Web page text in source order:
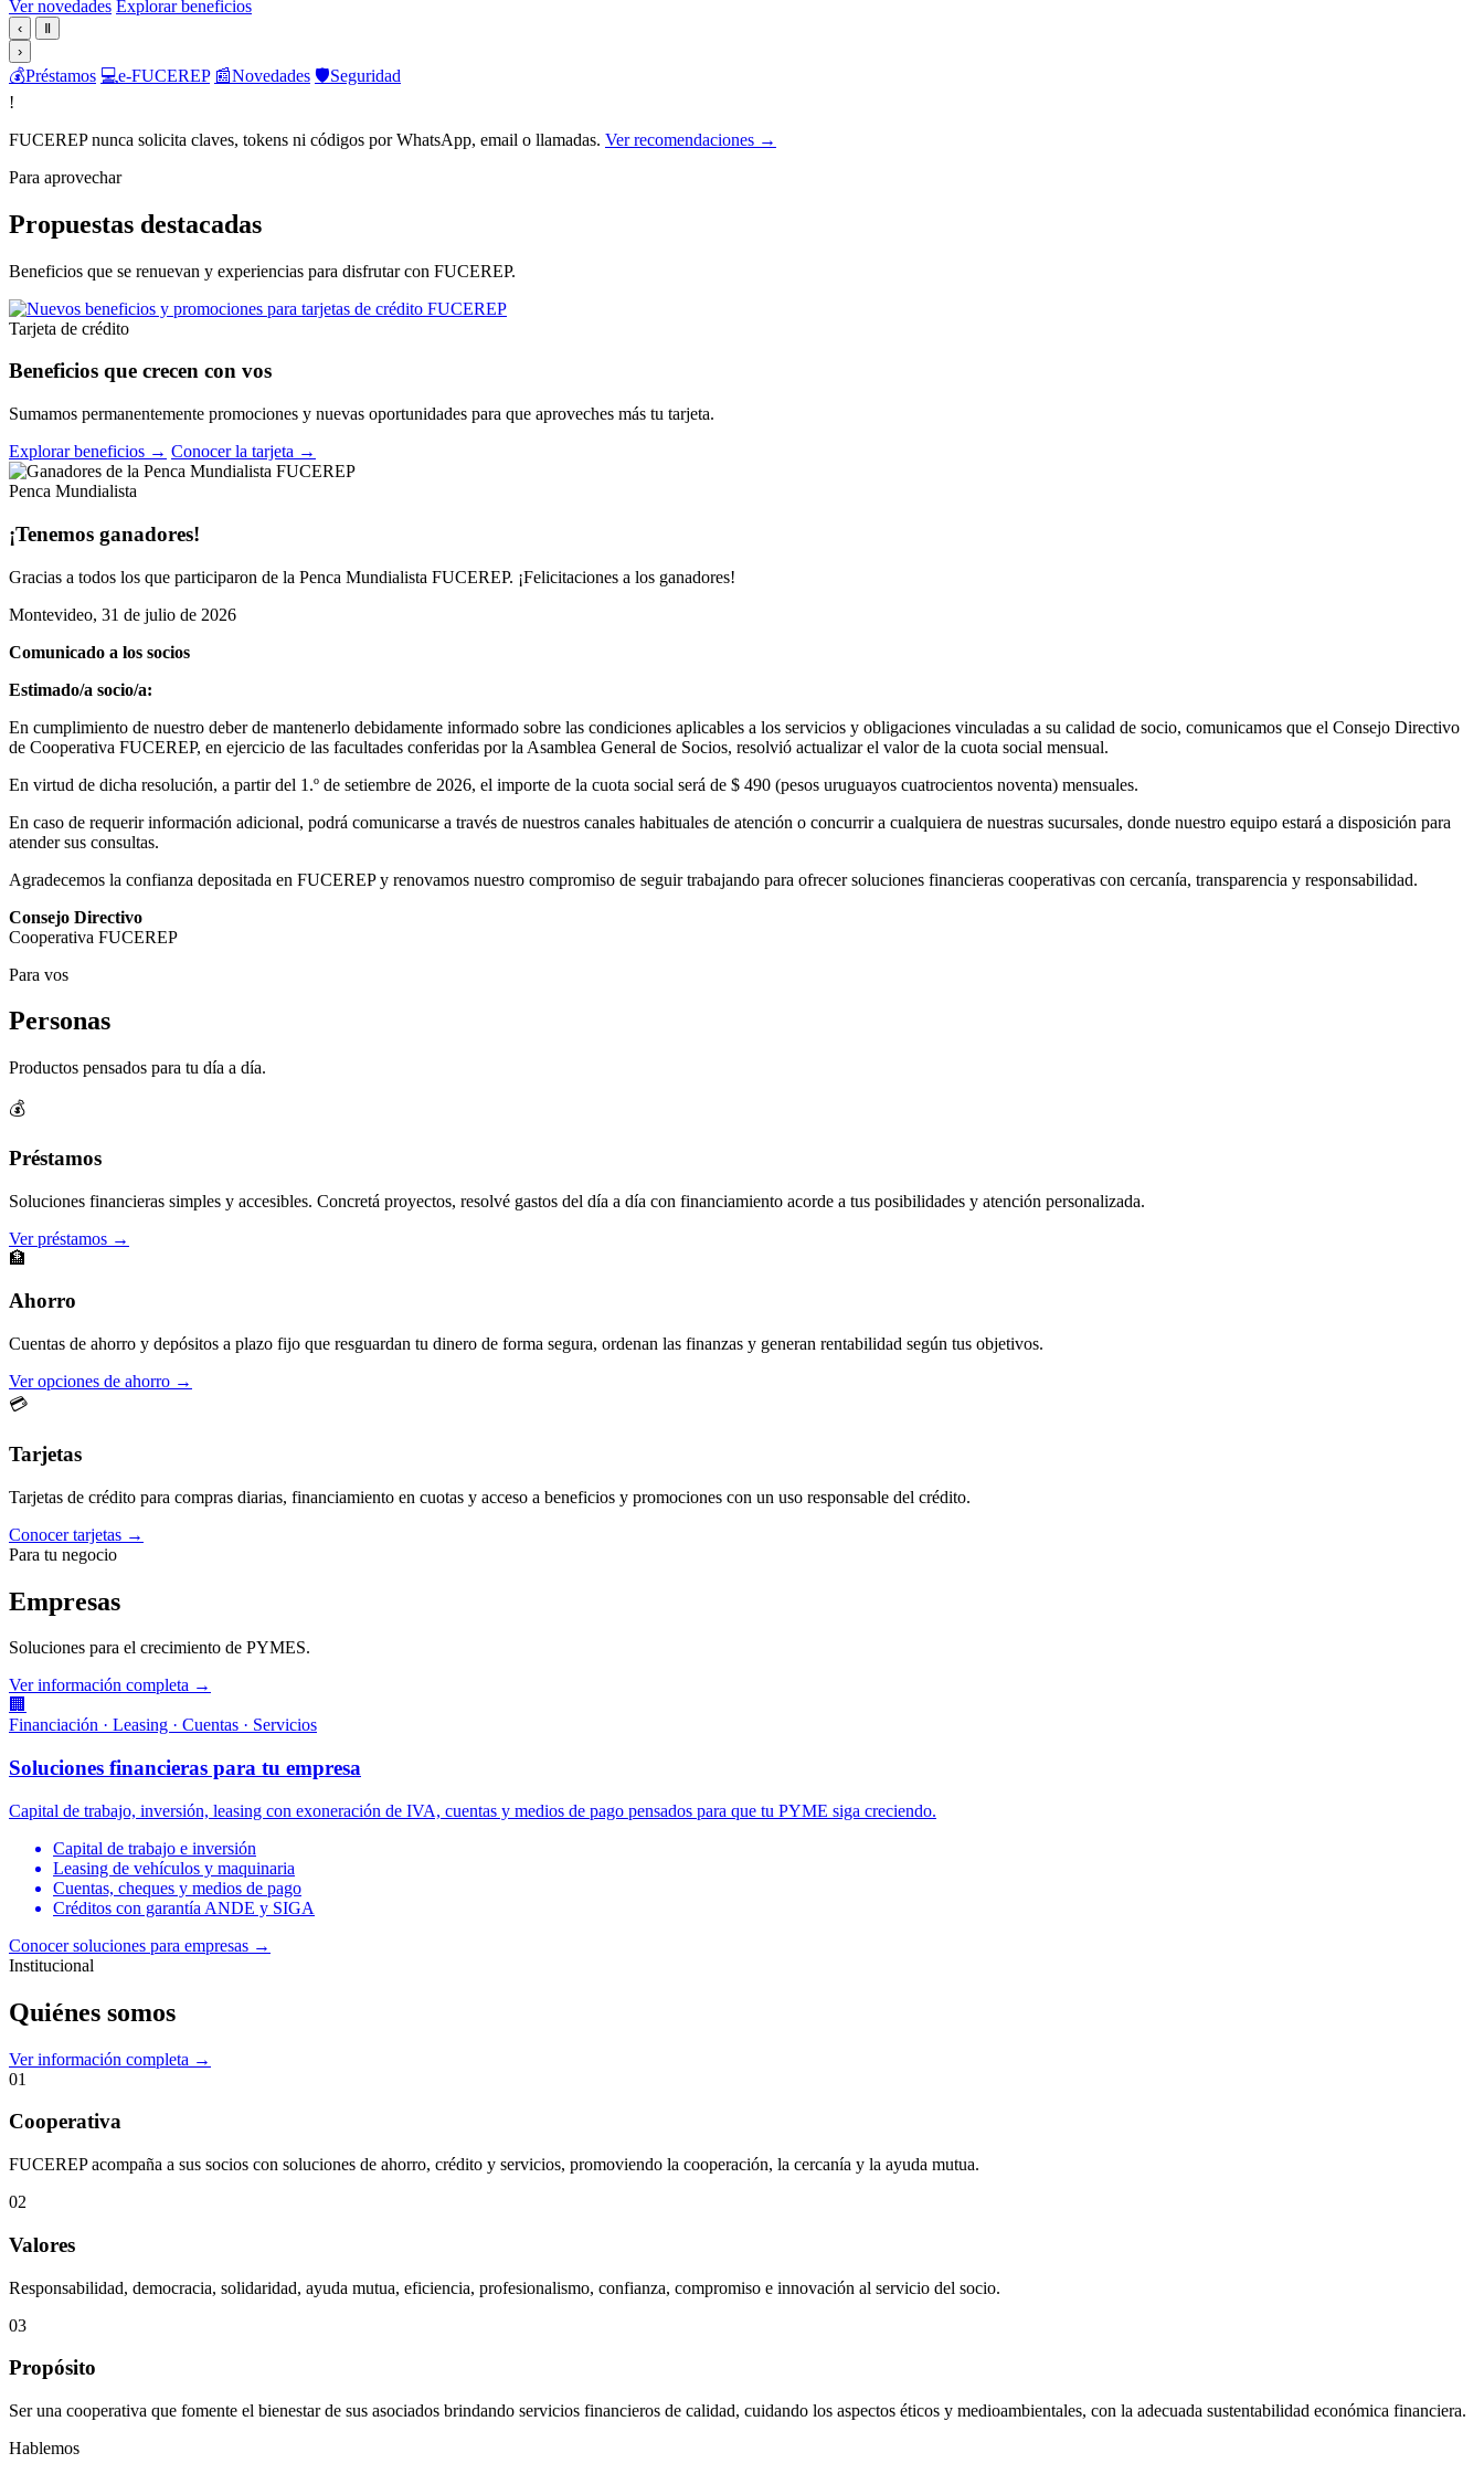
Ver novedades Explorar beneficios
‹
Ⅱ
›
💰Préstamos 💻e-FUCEREP 📰Novedades 🛡️Seguridad
!
FUCEREP nunca solicita claves, tokens ni códigos por WhatsApp, email o llamadas. Ver recomendaciones →
Para aprovechar
Propuestas destacadas
Beneficios que se renuevan y experiencias para disfrutar con FUCEREP.
Tarjeta de crédito
Beneficios que crecen con vos
Sumamos permanentemente promociones y nuevas oportunidades para que aproveches más tu tarjeta.
Explorar beneficios → Conocer la tarjeta →
Penca Mundialista
¡Tenemos ganadores!
Gracias a todos los que participaron de la Penca Mundialista FUCEREP. ¡Felicitaciones a los ganadores!
Montevideo, 31 de julio de 2026
Comunicado a los socios
Estimado/a socio/a:
En cumplimiento de nuestro deber de mantenerlo debidamente informado sobre las condiciones aplicables a los servicios y obligaciones vinculadas a su calidad de socio, comunicamos que el Consejo Directivo
de Cooperativa FUCEREP, en ejercicio de las facultades conferidas por la Asamblea General de Socios, resolvió actualizar el valor de la cuota social mensual.
En virtud de dicha resolución, a partir del 1.º de setiembre de 2026, el importe de la cuota social será de $ 490 (pesos uruguayos cuatrocientos noventa) mensuales.
En caso de requerir información adicional, podrá comunicarse a través de nuestros canales habituales de atención o concurrir a cualquiera de nuestras sucursales, donde nuestro equipo estará a disposición para
atender sus consultas.
Agradecemos la confianza depositada en FUCEREP y renovamos nuestro compromiso de seguir trabajando para ofrecer soluciones financieras cooperativas con cercanía, transparencia y responsabilidad.
Consejo Directivo
Cooperativa FUCEREP
Para vos
Personas
Productos pensados para tu día a día.
💰
Préstamos
Soluciones financieras simples y accesibles. Concretá proyectos, resolvé gastos del día a día con financiamiento acorde a tus posibilidades y atención personalizada.
Ver préstamos →
🏦
Ahorro
Cuentas de ahorro y depósitos a plazo fijo que resguardan tu dinero de forma segura, ordenan las finanzas y generan rentabilidad según tus objetivos.
Ver opciones de ahorro →
💳
Tarjetas
Tarjetas de crédito para compras diarias, financiamiento en cuotas y acceso a beneficios y promociones con un uso responsable del crédito.
Conocer tarjetas →
Para tu negocio
Empresas
Soluciones para el crecimiento de PYMES.
Ver información completa →
🏢
Financiación · Leasing · Cuentas · Servicios
Soluciones financieras para tu empresa
Capital de trabajo, inversión, leasing con exoneración de IVA, cuentas y medios de pago pensados para que tu PYME siga creciendo.
Capital de trabajo e inversión
Leasing de vehículos y maquinaria
Cuentas, cheques y medios de pago
Créditos con garantía ANDE y SIGA
Conocer soluciones para empresas →
Institucional
Quiénes somos
Ver información completa →
01
Cooperativa
FUCEREP acompaña a sus socios con soluciones de ahorro, crédito y servicios, promoviendo la cooperación, la cercanía y la ayuda mutua.
02
Valores
Responsabilidad, democracia, solidaridad, ayuda mutua, eficiencia, profesionalismo, confianza, compromiso e innovación al servicio del socio.
03
Propósito
Ser una cooperativa que fomente el bienestar de sus asociados brindando servicios financieros de calidad, cuidando los aspectos éticos y medioambientales, con la adecuada sustentabilidad económica financiera.
Hablemos